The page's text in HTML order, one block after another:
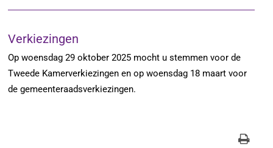
Verkiezingen
Op woensdag 29 oktober 2025 mocht u stemmen voor de
Tweede Kamerverkiezingen en op woensdag 18 maart voor
de gemeenteraadsverkiezingen.